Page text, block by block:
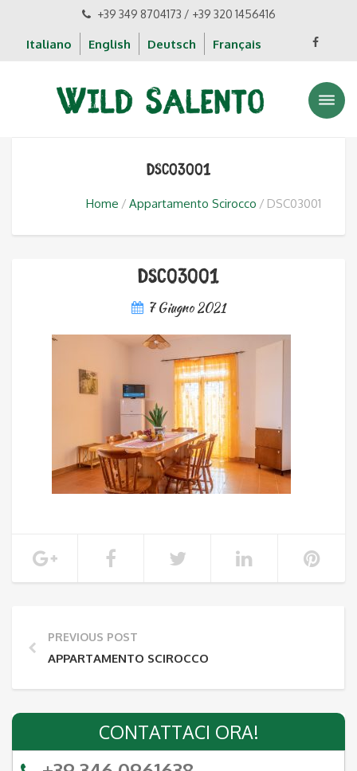
+39 349 8704173 / +39 320 1456416
Italiano English Deutsch Français
DSC03001
Home Appartamento Scirocco DSC03001
DSC03001
7 Giugno 2021
PREVIOUS POST
APPARTAMENTO SCIROCCO
CONTATTACI ORA!